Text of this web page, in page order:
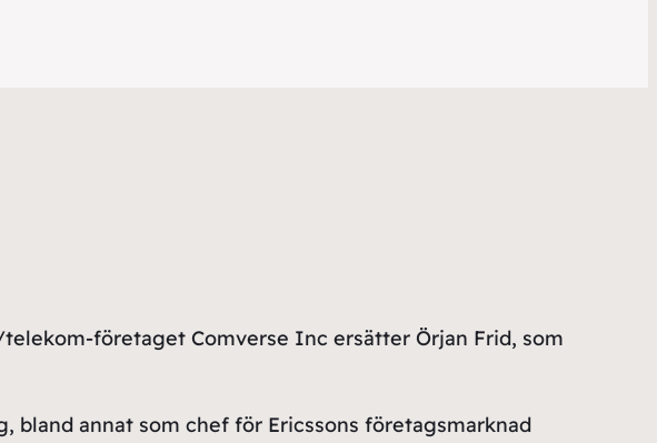
företaget Comverse Inc ersätter Örjan Frid, som
bland annat som chef för Ericssons företagsmarknad